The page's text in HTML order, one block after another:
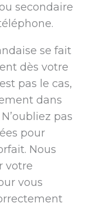
secondaire
se fait
dès votre
pas le cas,
dans
pas
pour
Nous
votre
vous